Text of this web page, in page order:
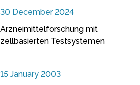
30 December 2024
Arzneimittelforschung mit
zellbasierten Testsystemen
15 January 2003